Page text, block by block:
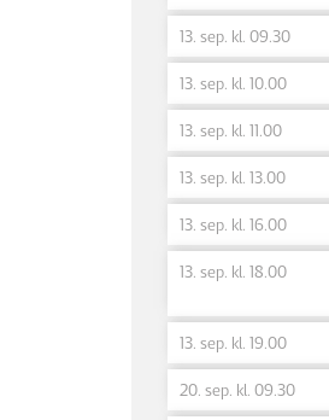
13. sep. kl. 09.30
13. sep. kl. 10.00
13. sep. kl. 11.00
13. sep. kl. 13.00
13. sep. kl. 16.00
13. sep. kl. 18.00
13. sep. kl. 19.00
20. sep. kl. 09.30